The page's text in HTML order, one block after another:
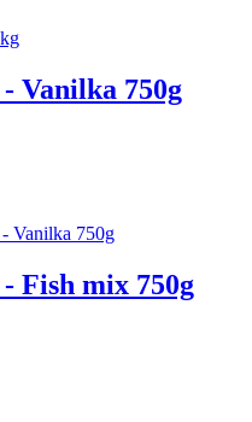
Vanilka 750g
Vanilka 750g
Fish mix 750g